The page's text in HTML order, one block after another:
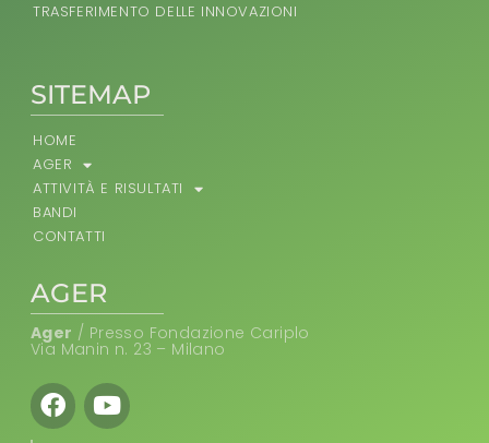
AGER
Ager / Presso Fondazione Cariplo
Via Manin n. 23 – Milano
Facebook
Youtube
TRASFERIMENTO DELLE INNOVAZIONI
SITEMAP
HOME
AGER
ATTIVITÀ E RISULTATI
BANDI
CONTATTI